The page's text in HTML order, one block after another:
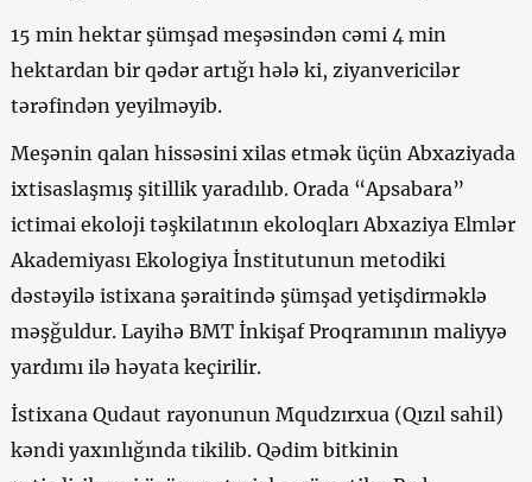
15 min hektar şümşad meşəsindən cəmi 4 min
hektardan bir qədər artığı hələ ki, ziyanvericilər
tərəfindən yeyilməyib.
Meşənin qalan hissəsini xilas etmək üçün Abxaziyada
ixtisaslaşmış şitillik yaradılıb. Orada “Apsabara”
ictimai ekoloji təşkilatının ekoloqları Abxaziya Elmlər
Akademiyası Ekologiya İnstitutunun metodiki
dəstəyilə istixana şəraitində şümşad yetişdirməklə
məşğuldur. Layihə BMT İnkişaf Proqramının maliyyə
yardımı ilə həyata keçirilir.
İstixana Qudaut rayonunun Mqudzırxua (Qızıl sahil)
kəndi yaxınlığında tikilib. Qədim bitkinin